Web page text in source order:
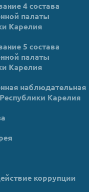
4 состава
палаты
Карелия
5 состава
палаты
Карелия
наблюдательная
Карелия
коррупции